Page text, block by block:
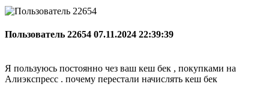
Пользователь 22654 07.11.2024 22:39:39
Я пользуюсь постоянно чез ваш кеш бек , покупками на
Алиэкспресс . почему перестали начислять кеш бек